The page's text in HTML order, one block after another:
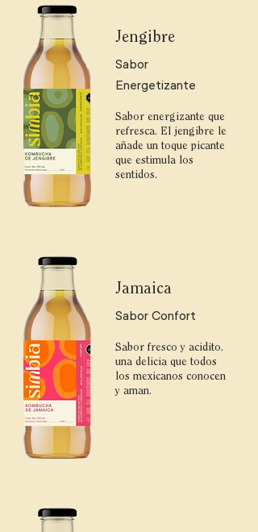
Jengibre
Sabor
Energetizante
Sabor energizante que
refresca. El jengibre le
añade un toque picante
que estimula los
sentidos.
Jamaica
Sabor Confort
Sabor fresco y acidito,
una delicia que todos
los mexicanos conocen
y aman.